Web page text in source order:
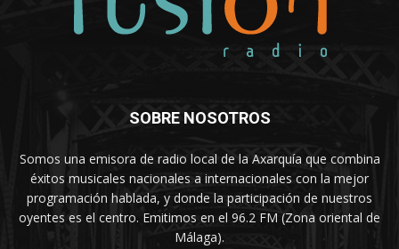
SOBRE NOSOTROS
Somos una emisora de radio local de la Axarquía que combina
éxitos musicales nacionales a internacionales con la mejor
programación hablada, y donde la participación de nuestros
oyentes es el centro. Emitimos en el 96.2 FM (Zona oriental de
Málaga).